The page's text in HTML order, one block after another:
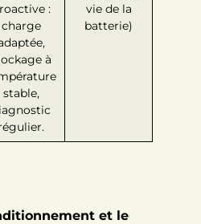
:
charge
à
stable,
vie de la
batterie)
et le